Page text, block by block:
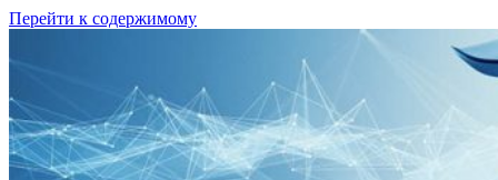
Перейти к содержимому